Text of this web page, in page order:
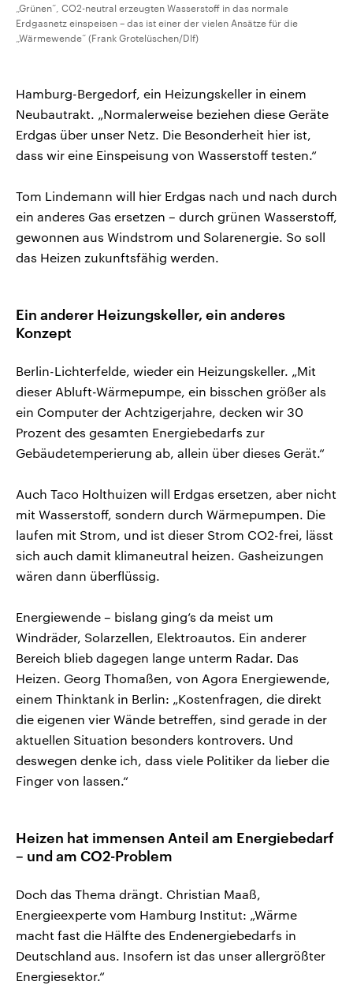
„Grünen“, CO2-neutral erzeugten Wasserstoff in das normale
Erdgasnetz einspeisen – das ist einer der vielen Ansätze für die
„Wärmewende“ (Frank Grotelüschen/Dlf)
Hamburg-Bergedorf, ein Heizungskeller in einem
Neubautrakt. „Normalerweise beziehen diese Geräte
Erdgas über unser Netz. Die Besonderheit hier ist,
dass wir eine Einspeisung von Wasserstoff testen.“
Tom Lindemann will hier Erdgas nach und nach durch
ein anderes Gas ersetzen – durch grünen Wasserstoff,
gewonnen aus Windstrom und Solarenergie. So soll
das Heizen zukunftsfähig werden.
Ein anderer Heizungskeller, ein anderes
Konzept
Berlin-Lichterfelde, wieder ein Heizungskeller. „Mit
dieser Abluft-Wärmepumpe, ein bisschen größer als
ein Computer der Achtzigerjahre, decken wir 30
Prozent des gesamten Energiebedarfs zur
Gebäudetemperierung ab, allein über dieses Gerät.“
Auch Taco Holthuizen will Erdgas ersetzen, aber nicht
mit Wasserstoff, sondern durch Wärmepumpen. Die
laufen mit Strom, und ist dieser Strom CO2-frei, lässt
sich auch damit klimaneutral heizen. Gasheizungen
wären dann überflüssig.
Energiewende – bislang ging‘s da meist um
Windräder, Solarzellen, Elektroautos. Ein anderer
Bereich blieb dagegen lange unterm Radar. Das
Heizen. Georg Thomaßen, von Agora Energiewende,
einem Thinktank in Berlin: „Kostenfragen, die direkt
die eigenen vier Wände betreffen, sind gerade in der
aktuellen Situation besonders kontrovers. Und
deswegen denke ich, dass viele Politiker da lieber die
Finger von lassen.“
Heizen hat immensen Anteil am Energiebedarf
– und am CO2-Problem
Doch das Thema drängt. Christian Maaß,
Energieexperte vom Hamburg Institut: „Wärme
macht fast die Hälfte des Endenergiebedarfs in
Deutschland aus. Insofern ist das unser allergrößter
Energiesektor.“